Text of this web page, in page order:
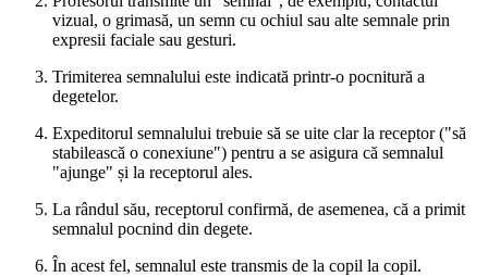
vizual, o grimasă, un semn cu ochiul sau alte semnale prin
expresii faciale sau gesturi.
Trimiterea semnalului este indicată printr-o pocnitură a
degetelor.
Expeditorul semnalului trebuie să se uite clar la receptor ("să
stabilească o conexiune") pentru a se asigura că semnalul
"ajunge" și la receptorul ales.
La rândul său, receptorul confirmă, de asemenea, că a primit
semnalul pocnind din degete.
În acest fel, semnalul este transmis de la copil la copil.